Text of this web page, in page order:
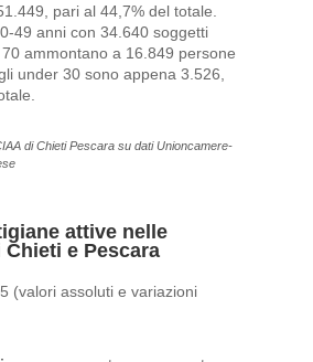
pari al 44,7% del totale.
49 anni con 34.640 soggetti
ammontano a 16.849 persone
under 30 sono appena 3.526,
di Chieti Pescara su dati Unioncamere-
attive nelle
e Pescara
(valori assoluti e variazioni